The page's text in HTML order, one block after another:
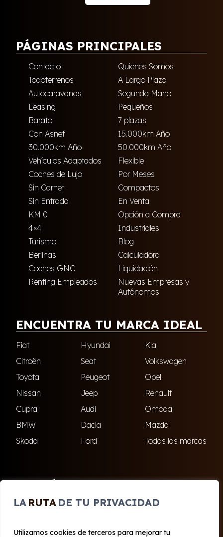
LA RUTA DE TU PRIVACIDAD
Utilizamos cookies de terceros para mejorar tu
PÁGINAS PRINCIPALES
Contacto
Quienes Somos
Todoterrenos
A Largo Plazo
Autocaravanas
Segunda Mano
Leasing
Pequeños
Barato
7 plazas
Con Asnef
15.000km Año
30.000km Año
50.000km Año
Vehículos Adaptados
Flexible
Coches de Lujo
Por Meses
Sin Carnet
Compactos
Sin Entrada
En Venta
KM 0
Opción a Compra
4×4
Industriales
Turismo
Blog
Berlinas
Calculadora
Coches GNC
Liquidación
Renting Empleados
Nuevas Empresas y
Autónomos
ENCUENTRA TU MARCA IDEAL
Fiat Hyundai
Kia
Citroën
Seat
Volkswagen
Toyota
Peugeot
Opel
Nissan
Jeep
Renault
Cupra
Audi
Omoda
BMW
Dacia
Mazda
Skoda
Ford Todas las marcas
El Ejido Roquetas de Mar